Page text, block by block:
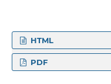
HTML
PDF